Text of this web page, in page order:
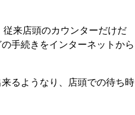
来店頭のカウンターだけだ
手続きをインターネットから
るようなり、店頭での待ち時